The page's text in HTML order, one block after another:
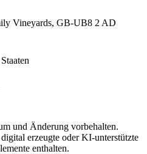
Vineyards, GB-UB8 2 AD
und Änderung vorbehalten.
erzeugte oder KI-unterstützte
enthalten.